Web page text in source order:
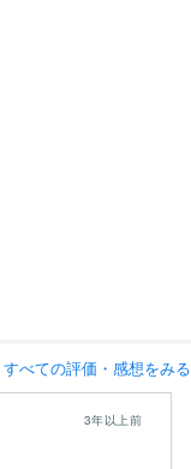
すべての評価・感想をみる
3年以上前